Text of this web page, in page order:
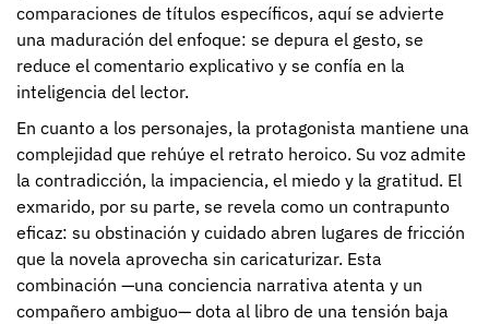
comparaciones de títulos específicos, aquí se advierte
una maduración del enfoque: se depura el gesto, se
reduce el comentario explicativo y se confía en la
inteligencia del lector.
En cuanto a los personajes, la protagonista mantiene una
complejidad que rehúye el retrato heroico. Su voz admite
la contradicción, la impaciencia, el miedo y la gratitud. El
exmarido, por su parte, se revela como un contrapunto
eficaz: su obstinación y cuidado abren lugares de fricción
que la novela aprovecha sin caricaturizar. Esta
combinación —una conciencia narrativa atenta y un
compañero ambiguo— dota al libro de una tensión baja